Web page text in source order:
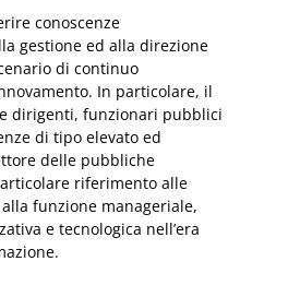
conoscenze
gestione ed alla direzione
di continuo
In particolare, il
dirigenti, funzionari pubblici
di tipo elevato ed
delle pubbliche
riferimento alle
funzione manageriale,
e tecnologica nell’era